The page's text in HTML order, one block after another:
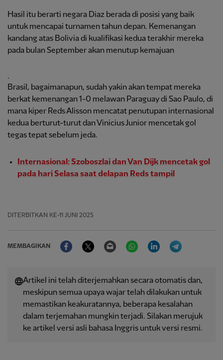
Hasil itu berarti negara Diaz berada di posisi yang baik
untuk mencapai turnamen tahun depan. Kemenangan
kandang atas Bolivia di kualifikasi kedua terakhir mereka
pada bulan September akan menutup kemajuan
.
Brasil, bagaimanapun, sudah yakin akan tempat mereka
berkat kemenangan 1-0 melawan Paraguay di Sao Paulo, di
mana kiper Reds Alisson mencatat penutupan internasional
kedua berturut-turut dan Vinicius Junior mencetak gol
tegas tepat sebelum jeda.
Internasional: Szoboszlai dan Van Dijk mencetak gol
pada hari Selasa saat delapan Reds tampil
DITERBITKAN KE-11 JUNI 2025
MEMBAGIKAN
FacebookTwitter Email WhatsAppLinkedIn
Artikel ini telah diterjemahkan secara otomatis dan,
meskipun semua upaya wajar telah dilakukan untuk
memastikan keakuratannya, beberapa kesalahan
dalam terjemahan mungkin terjadi. Silakan merujuk
ke artikel versi asli bahasa Inggris untuk versi resmi.